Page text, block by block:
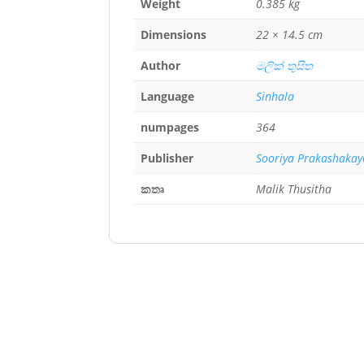
Weight
0.385 kg
Dimensions
22 × 14.5 cm
Author
මලික් තුසිත
Language
Sinhala
numpages
364
Publisher
Sooriya
කතෘ
Malik Thusitha